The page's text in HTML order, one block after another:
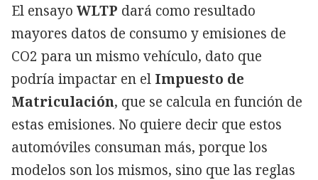
El ensayo WLTP dará como resultado
mayores datos de consumo y emisiones de
CO2 para un mismo vehículo, dato que
podría impactar en el Impuesto de
Matriculación, que se calcula en función de
estas emisiones. No quiere decir que estos
automóviles consuman más, porque los
modelos son los mismos, sino que las reglas